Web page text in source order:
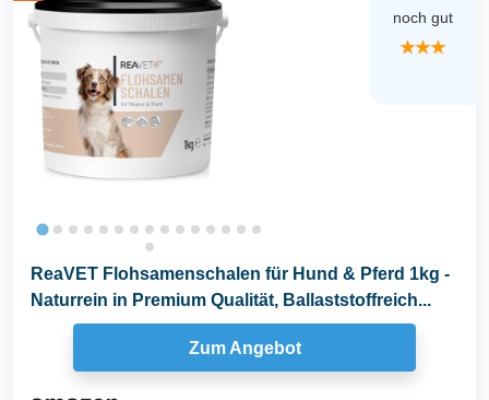
noch gut
★★★
ReaVET Flohsamenschalen für Hund & Pferd 1kg -
Naturrein in Premium Qualität, Ballaststoffreich...
Zum Angebot